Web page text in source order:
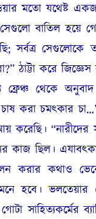
মতো যথেষ্ট
বাতিল হয়ে
সেগুলোকে
করে জিজ্ঞেস
ফ্রেঞ্চ থেকে
করা চমৎকার
“নারীদের
কাজ ছিল।
করার কথাও
মনে হবে।
সাহিত্যকর্মের